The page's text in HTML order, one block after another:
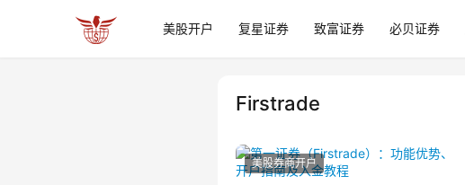
美股开户 复星证券 致富证券 必贝证券
Firstrade
美股券商开户